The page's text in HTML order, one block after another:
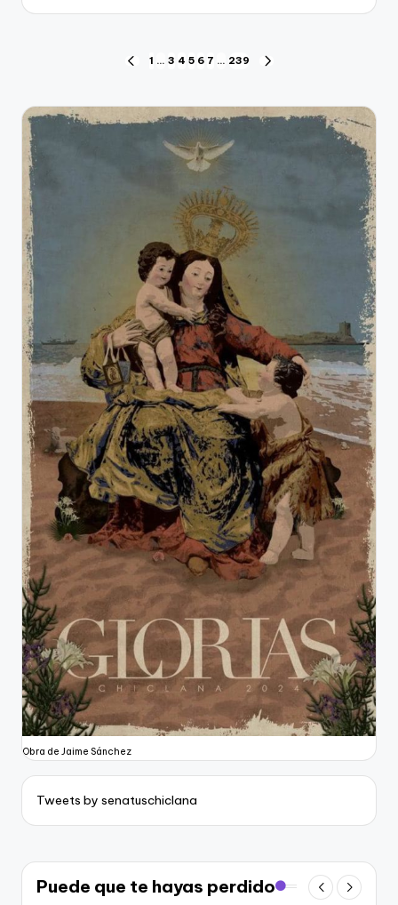
Navegación
de
entradas
PÁGINA
1 … 3 4 5 6 7 … 239
Obra de Jaime Sánchez
Tweets by senatuschiclana
Puede que te hayas perdido